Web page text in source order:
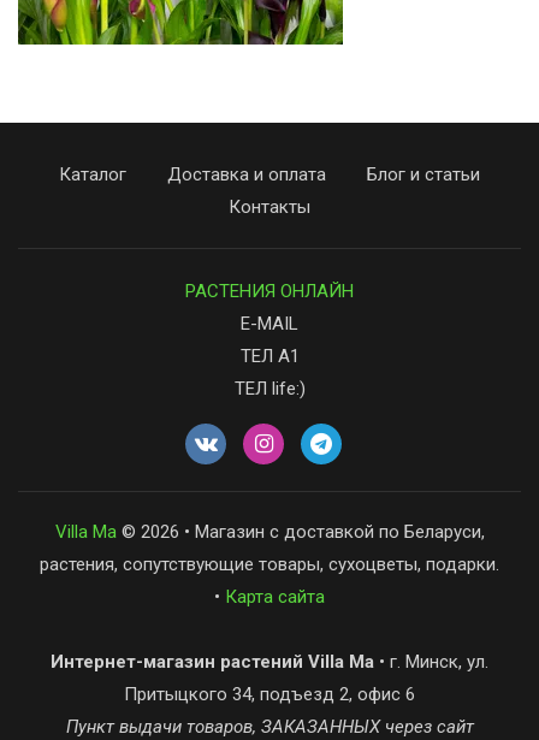
Каталог Доставка и оплата
Блог и статьи
Контакты
РАСТЕНИЯ ОНЛАЙН
E-MAIL
ТЕЛ А1
ТЕЛ life:)
Villa Ma© 2026 • Магазин с доставкой по Беларуси,
растения, сопутствующие товары, сухоцветы, подарки.
• Карта сайта
Интернет-магазин растений Villa Ma • г. Минск, ул.
Притыцкого 34, подъезд 2, офис 6
Пункт выдачи товаров, ЗАКАЗАННЫХ через сайт